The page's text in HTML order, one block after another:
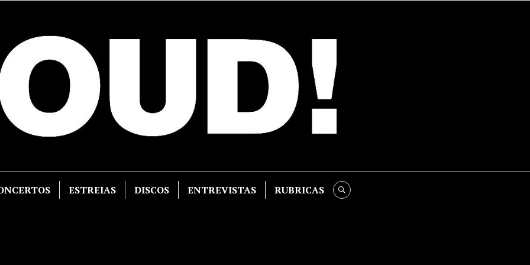
ESTREIAS DISCOS ENTREVISTAS RUBRICAS SEARCH